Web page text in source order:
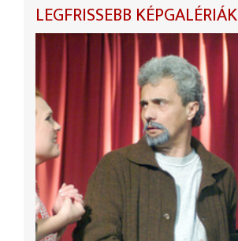
LEGFRISSEBB KÉPGALÉRIÁK